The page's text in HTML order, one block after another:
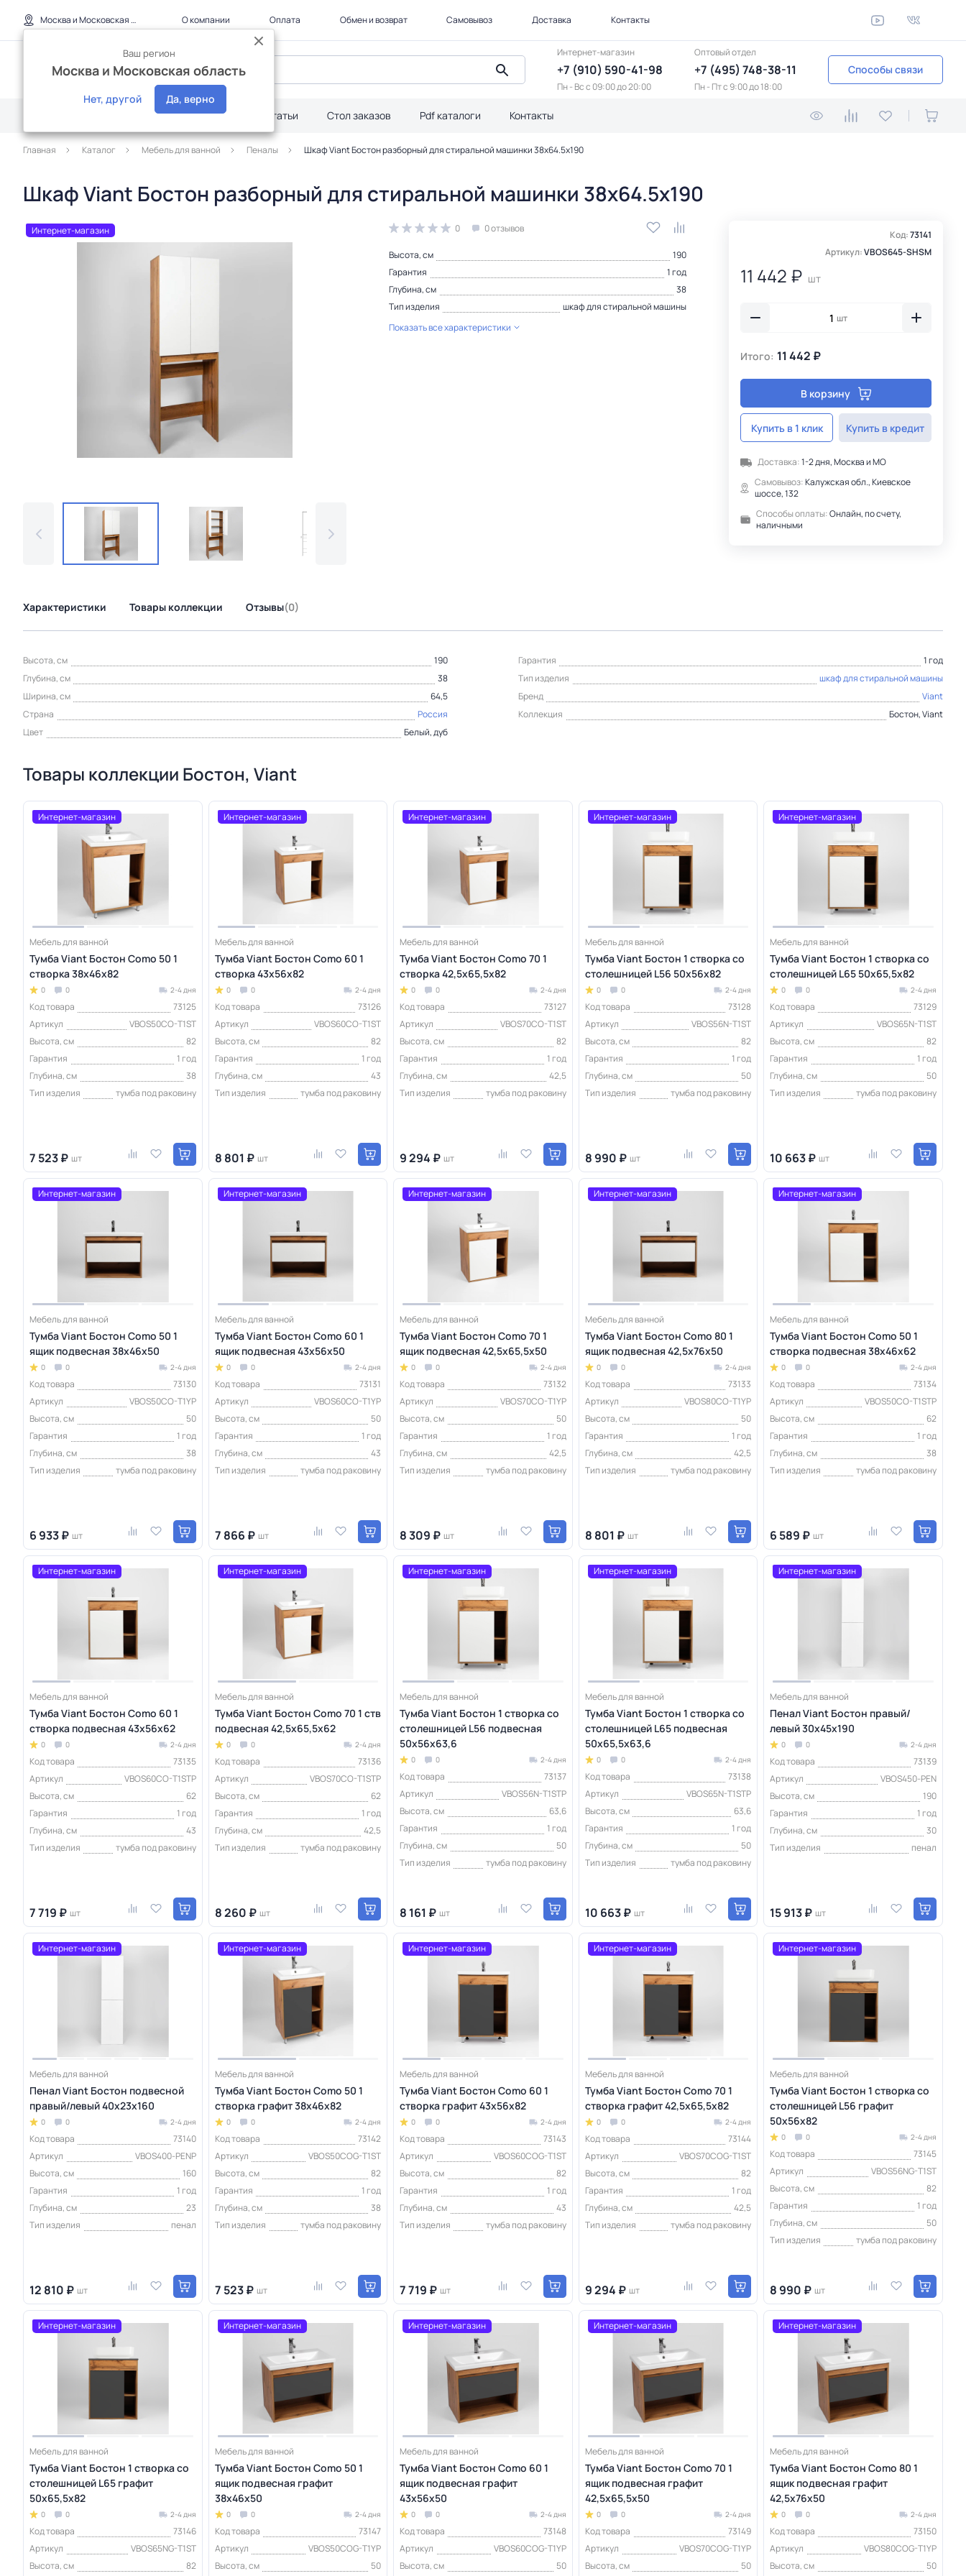
Москва и Московская область
Ваш регион
Москва и Московская область
Нет, другой Да, верно
О компании Оплата Обмен и возврат Самовывоз Доставка Контакты
Интернет-магазин
+7 (910) 590-41-98
Пн - Вс с 09:00 до 20:00
Оптовый отдел
+7 (495) 748-38-11
Пн - Пт c 9:00 до 18:00
Способы связи
Дилерам Акции Статьи Стол заказов Pdf каталоги Контакты
Главная Каталог Мебель для ванной Пеналы Шкаф Viant Бостон разборный для стиральной машинки 38х64.5х190
Шкаф Viant Бостон разборный для стиральной машинки 38х64.5х190
Интернет-магазин 0 0 отзывов
Высота, см
190
Гарантия
1 год
Глубина, см
38
Тип изделия
шкаф для стиральной машины
Показать все характеристики
Код:73141
Артикул:VBOS645-SHSM
11 442 ₽ шт
шт
Итого: 11 442 ₽
В корзину
Купить в 1 клик Купить в кредит
Доставка:1-2 дня, Москва и МО
Самовывоз:Калужская обл., Киевское
шоссе, 132
Способы оплаты:Онлайн, по счету,
наличными
Характеристики Товары коллекции Отзывы(0)
Высота, см 190 Гарантия
1 год
Глубина, см
38 Тип изделия
шкаф для стиральной машины
Ширина, см
64,5 Бренд
Viant
Страна
Россия Коллекция
Бостон, Viant
Цвет
Белый, дуб
Товары коллекции Бостон, Viant
Интернет-магазин
Мебель для ванной
Тумба Viant Бостон Como 50 1
створка 38х46х82
0 0 2-4 дня
Код товара
73125
Артикул
VBOS50CO-T1ST
Высота, см
82
Гарантия
1 год
Глубина, см
38
Тип изделия
тумба под раковину
7 523 ₽ шт
Интернет-магазин
Мебель для ванной
Тумба Viant Бостон Como 60 1
створка 43х56х82
0 0 2-4 дня
Код товара
73126
Артикул
VBOS60CO-T1ST
Высота, см
82
Гарантия
1 год
Глубина, см
43
Тип изделия
тумба под раковину
8 801 ₽ шт
Интернет-магазин
Мебель для ванной
Тумба Viant Бостон Como 70 1
створка 42,5х65,5х82
0 0 2-4 дня
Код товара
73127
Артикул
VBOS70CO-T1ST
Высота, см
82
Гарантия
1 год
Глубина, см
42,5
Тип изделия
тумба под раковину
9 294 ₽ шт
Интернет-магазин
Мебель для ванной
Тумба Viant Бостон 1 створка со
столешницей L56 50х56х82
0 0 2-4 дня
Код товара
73128
Артикул
VBOS56N-T1ST
Высота, см
82
Гарантия
1 год
Глубина, см
50
Тип изделия
тумба под раковину
8 990 ₽ шт
Интернет-магазин
Мебель для ванной
Тумба Viant Бостон 1 створка со
столешницей L65 50х65,5х82
0 0 2-4 дня
Код товара
73129
Артикул
VBOS65N-T1ST
Высота, см
82
Гарантия
1 год
Глубина, см
50
Тип изделия
тумба под раковину
10 663 ₽ шт
Интернет-магазин
Мебель для ванной
Тумба Viant Бостон Como 50 1
ящик подвесная 38х46х50
0 0 2-4 дня
Код товара
73130
Артикул
VBOS50CO-T1YP
Высота, см
50
Гарантия
1 год
Глубина, см
38
Тип изделия
тумба под раковину
6 933 ₽ шт
Интернет-магазин
Мебель для ванной
Тумба Viant Бостон Como 60 1
ящик подвесная 43х56х50
0 0 2-4 дня
Код товара
73131
Артикул
VBOS60CO-T1YP
Высота, см
50
Гарантия
1 год
Глубина, см
43
Тип изделия
тумба под раковину
7 866 ₽ шт
Интернет-магазин
Мебель для ванной
Тумба Viant Бостон Como 70 1
ящик подвесная 42,5х65,5х50
0 0 2-4 дня
Код товара
73132
Артикул
VBOS70CO-T1YP
Высота, см
50
Гарантия
1 год
Глубина, см
42,5
Тип изделия
тумба под раковину
8 309 ₽ шт
Интернет-магазин
Мебель для ванной
Тумба Viant Бостон Como 80 1
ящик подвесная 42,5х76х50
0 0 2-4 дня
Код товара
73133
Артикул
VBOS80CO-T1YP
Высота, см
50
Гарантия
1 год
Глубина, см
42,5
Тип изделия
тумба под раковину
8 801 ₽ шт
Интернет-магазин
Мебель для ванной
Тумба Viant Бостон Como 50 1
створка подвесная 38х46х62
0 0 2-4 дня
Код товара
73134
Артикул
VBOS50CO-T1STP
Высота, см
62
Гарантия
1 год
Глубина, см
38
Тип изделия
тумба под раковину
6 589 ₽ шт
Интернет-магазин
Мебель для ванной
Тумба Viant Бостон Como 60 1
створка подвесная 43х56х62
0 0 2-4 дня
Код товара
73135
Артикул
VBOS60CO-T1STP
Высота, см
62
Гарантия
1 год
Глубина, см
43
Тип изделия
тумба под раковину
7 719 ₽ шт
Интернет-магазин
Мебель для ванной
Тумба Viant Бостон Como 70 1 ств
подвесная 42,5х65,5х62
0 0 2-4 дня
Код товара
73136
Артикул
VBOS70CO-T1STP
Высота, см
62
Гарантия
1 год
Глубина, см
42,5
Тип изделия
тумба под раковину
8 260 ₽ шт
Интернет-магазин
Мебель для ванной
Тумба Viant Бостон 1 створка со
столешницей L56 подвесная
50х56х63,6
0 0 2-4 дня
Код товара
73137
Артикул
VBOS56N-T1STP
Высота, см
63,6
Гарантия
1 год
Глубина, см
50
Тип изделия
тумба под раковину
8 161 ₽ шт
Интернет-магазин
Мебель для ванной
Тумба Viant Бостон 1 створка со
столешницей L65 подвесная
50х65,5х63,6
0 0 2-4 дня
Код товара
73138
Артикул
VBOS65N-T1STP
Высота, см
63,6
Гарантия
1 год
Глубина, см
50
Тип изделия
тумба под раковину
10 663 ₽ шт
Интернет-магазин
Мебель для ванной
Пенал Viant Бостон правый/
левый 30х45х190
0 0 2-4 дня
Код товара
73139
Артикул
VBOS450-PEN
Высота, см
190
Гарантия
1 год
Глубина, см
30
Тип изделия
пенал
15 913 ₽ шт
Интернет-магазин
Мебель для ванной
Пенал Viant Бостон подвесной
правый/левый 40x23x160
0 0 2-4 дня
Код товара
73140
Артикул
VBOS400-PENP
Высота, см
160
Гарантия
1 год
Глубина, см
23
Тип изделия
пенал
12 810 ₽ шт
Интернет-магазин
Мебель для ванной
Тумба Viant Бостон Como 50 1
створка графит 38х46х82
0 0 2-4 дня
Код товара
73142
Артикул
VBOS50COG-T1ST
Высота, см
82
Гарантия
1 год
Глубина, см
38
Тип изделия
тумба под раковину
7 523 ₽ шт
Интернет-магазин
Мебель для ванной
Тумба Viant Бостон Como 60 1
створка графит 43х56х82
0 0 2-4 дня
Код товара
73143
Артикул
VBOS60COG-T1ST
Высота, см
82
Гарантия
1 год
Глубина, см
43
Тип изделия
тумба под раковину
7 719 ₽ шт
Интернет-магазин
Мебель для ванной
Тумба Viant Бостон Como 70 1
створка графит 42,5х65,5х82
0 0 2-4 дня
Код товара
73144
Артикул
VBOS70COG-T1ST
Высота, см
82
Гарантия
1 год
Глубина, см
42,5
Тип изделия
тумба под раковину
9 294 ₽ шт
Интернет-магазин
Мебель для ванной
Тумба Viant Бостон 1 створка со
столешницей L56 графит
50х56х82
0 0 2-4 дня
Код товара
73145
Артикул
VBOS56NG-T1ST
Высота, см
82
Гарантия
1 год
Глубина, см
50
Тип изделия
тумба под раковину
8 990 ₽ шт
Интернет-магазин
Мебель для ванной
Тумба Viant Бостон 1 створка со
столешницей L65 графит
50х65,5х82
0 0 2-4 дня
Код товара
73146
Артикул
VBOS65NG-T1ST
Высота, см
82
Интернет-магазин
Мебель для ванной
Тумба Viant Бостон Como 50 1
ящик подвесная графит
38х46х50
0 0 2-4 дня
Код товара
73147
Артикул
VBOS50COG-T1YP
Высота, см
50
Интернет-магазин
Мебель для ванной
Тумба Viant Бостон Como 60 1
ящик подвесная графит
43х56х50
0 0 2-4 дня
Код товара
73148
Артикул
VBOS60COG-T1YP
Высота, см
50
Интернет-магазин
Мебель для ванной
Тумба Viant Бостон Como 70 1
ящик подвесная графит
42,5х65,5х50
0 0 2-4 дня
Код товара
73149
Артикул
VBOS70COG-T1YP
Высота, см
50
Интернет-магазин
Мебель для ванной
Тумба Viant Бостон Como 80 1
ящик подвесная графит
42,5х76х50
0 0 2-4 дня
Код товара
73150
Артикул
VBOS80COG-T1YP
Высота, см
50